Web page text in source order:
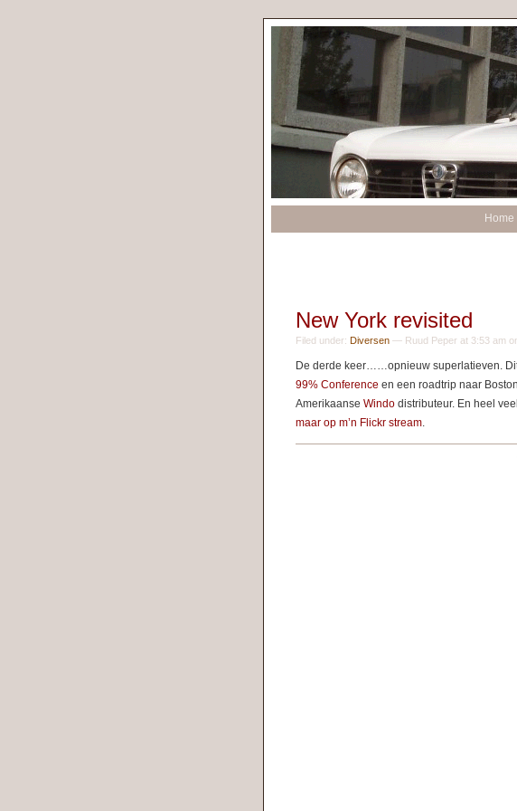
Home
New York revisited
Filed under: Diversen — Ruud Peper at 3:53 am
De derde keer……opnieuw superlatieven.
99% Conference en een roadtrip naar
Amerikaanse Windo distributeur. En heel
maar op m’n Flickr stream.